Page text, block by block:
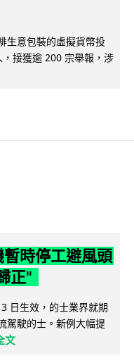
生意包裝的虛擬貨幣投
接獲逾 200 宗舉報，涉
時停工避風頭
正"
日生效，的士業界就期
駕駛的士。新例大幅提
文